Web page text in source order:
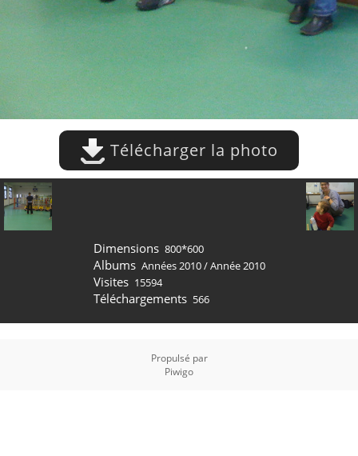
Télécharger la photo
Dimensions 800*600
Albums Années 2010/Année 2010
Visites 15594
Téléchargements 566
Propulsé par
Piwigo